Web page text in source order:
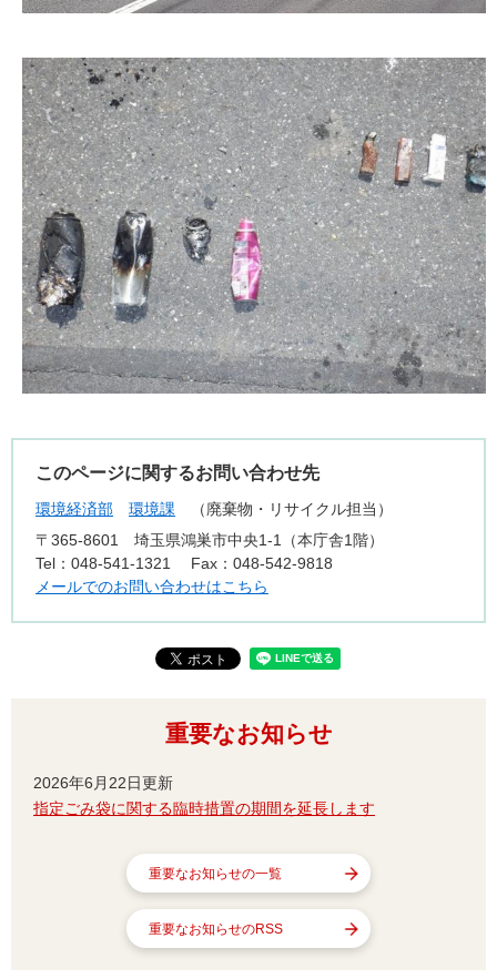
このページに関するお問い合わせ先
環境経済部 環境課
廃棄物・リサイクル担当
〒365-8601
埼玉県鴻巣市中央1-1（本庁舎1階）
Tel：048-541-1321
Fax：048-542-9818
メールでのお問い合わせはこちら
重要なお知らせ
2026年6月22日更新
指定ごみ袋に関する臨時措置の期間を延長します
重要なお知らせの一覧
重要なお知らせのRSS